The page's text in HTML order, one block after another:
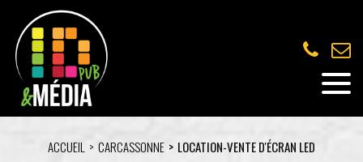
ACCUEIL CARCASSONNE LOCATION-VENTE D'ÉCRAN LED